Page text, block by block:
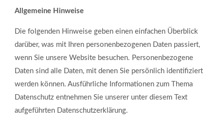
Allgemeine Hinweise
Die folgenden Hinweise geben einen einfachen Überblick
darüber, was mit Ihren personenbezogenen Daten passiert,
wenn Sie unsere Website besuchen. Personenbezogene
Daten sind alle Daten, mit denen Sie persönlich identifiziert
werden können. Ausführliche Informationen zum Thema
Datenschutz entnehmen Sie unserer unter diesem Text
aufgeführten Datenschutzerklärung.